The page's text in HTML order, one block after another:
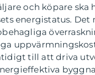
och köpare ska
energistatus. Det
till att driva